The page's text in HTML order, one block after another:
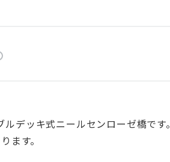
デッキ式ニールセンローゼ橋です。
ます。